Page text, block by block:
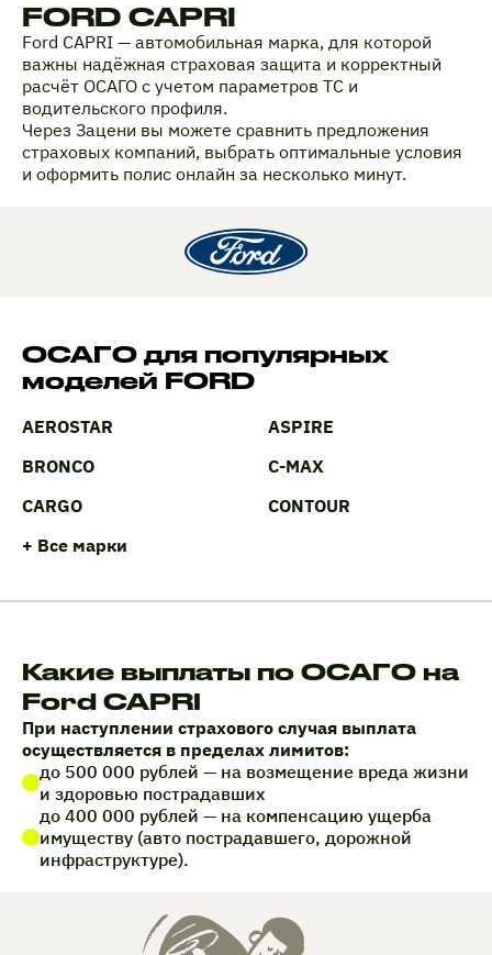
FORD CAPRI
Ford CAPRI — автомобильная марка, для которой
важны надёжная страховая защита и корректный
расчёт ОСАГО с учетом параметров ТС и
водительского профиля.
Через Зацени вы можете сравнить предложения
страховых компаний, выбрать оптимальные условия
и оформить полис онлайн за несколько минут.
ОСАГО для популярных
моделей FORD
AEROSTAR
ASPIRE
BRONCO
C-MAX
CARGO
CONTOUR
+ Все марки
Какие выплаты по ОСАГО на
Ford CAPRI
При наступлении страхового случая выплата
осуществляется в пределах лимитов:
до 500 000 рублей — на возмещение вреда жизни
и здоровью пострадавших
до 400 000 рублей — на компенсацию ущерба
имуществу (авто пострадавшего, дорожной
инфраструктуре).